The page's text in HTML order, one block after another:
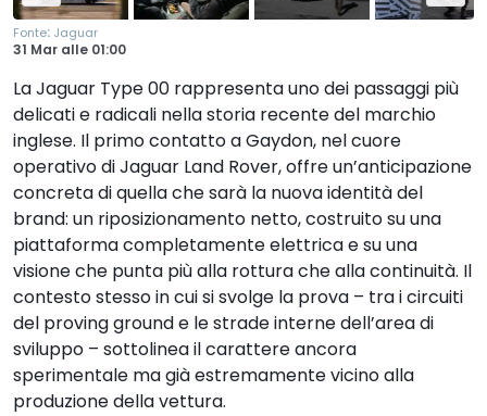
Fonte: Jaguar
31 Mar alle 01:00
La Jaguar Type 00 rappresenta uno dei passaggi più
delicati e radicali nella storia recente del marchio
inglese. Il primo contatto a Gaydon, nel cuore
operativo di Jaguar Land Rover, offre un’anticipazione
concreta di quella che sarà la nuova identità del
brand: un riposizionamento netto, costruito su una
piattaforma completamente elettrica e su una
visione che punta più alla rottura che alla continuità. Il
contesto stesso in cui si svolge la prova – tra i circuiti
del proving ground e le strade interne dell’area di
sviluppo – sottolinea il carattere ancora
sperimentale ma già estremamente vicino alla
produzione della vettura.